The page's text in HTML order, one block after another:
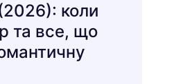
коли
та все, що